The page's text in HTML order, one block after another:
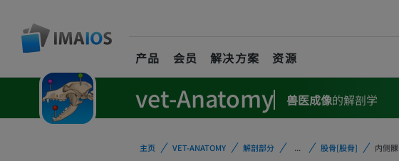
产品 会员 解决方案 资源
vet-Anatomy 兽医成像的解剖学
主页 VET-ANATOMY 解剖部分 ... 股骨[股骨] 内侧髁